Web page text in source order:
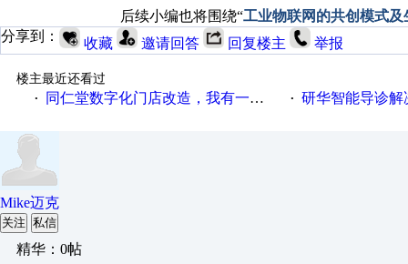
后续小编也将围绕“工业物联网的共创模式及
分享到：
收藏 邀请回答 回复楼主 举报
楼主最近还看过
·
同仁堂数字化门店改造，我有一剂良方 · 研华智能导诊解
Mike迈克
关注 私信
精华：0帖